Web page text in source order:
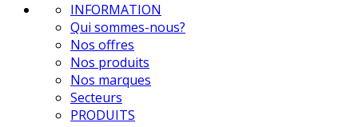
INFORMATION
Qui sommes-nous?
Nos offres
Nos produits
Nos marques
Secteurs
PRODUITS